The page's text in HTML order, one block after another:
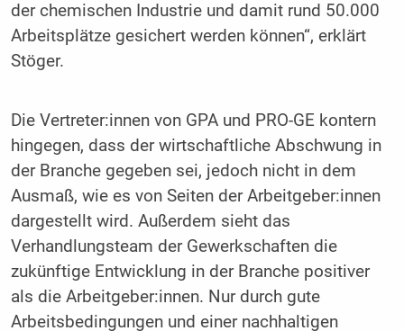
der chemischen Industrie und damit rund 50.000
Arbeitsplätze gesichert werden können“, erklärt
Stöger.
Die Vertreter:innen von GPA und PRO-GE kontern
hingegen, dass der wirtschaftliche Abschwung in
der Branche gegeben sei, jedoch nicht in dem
Ausmaß, wie es von Seiten der Arbeitgeber:innen
dargestellt wird. Außerdem sieht das
Verhandlungsteam der Gewerkschaften die
zukünftige Entwicklung in der Branche positiver
als die Arbeitgeber:innen. Nur durch gute
Arbeitsbedingungen und einer nachhaltigen